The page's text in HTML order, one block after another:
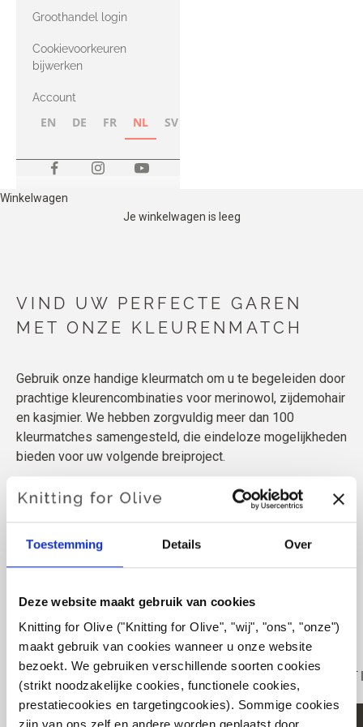
Toestemming Details Over
Deze website maakt gebruik van cookies
Knitting for Olive ("Knitting for Olive", "wij", "ons", "onze")
maakt gebruik van cookies wanneer u onze website
bezoekt. We gebruiken verschillende soorten cookies
(strikt noodzakelijke cookies, functionele cookies,
prestatiecookies en targetingcookies). Sommige cookies
met Heavy
Merino
Groothandel login
Cookievoorkeuren
bijwerken
Account
EN DE FR NL SV
Winkelwagen
Je winkelwagen is leeg
VIND UW PERFECTE GAREN
MET ONZE KLEURENMATCH
Gebruik onze handige kleurmatch om u te begeleiden door
prachtige kleurencombinaties voor merinowol, zijdemohair
en kasjmier. We hebben zorgvuldig meer dan 100
kleurmatches samengesteld, die eindeloze mogelijkheden
bieden voor uw volgende breiproject.
VERTALING ONTBREEKT:
VERTALING ONTBREEKT: